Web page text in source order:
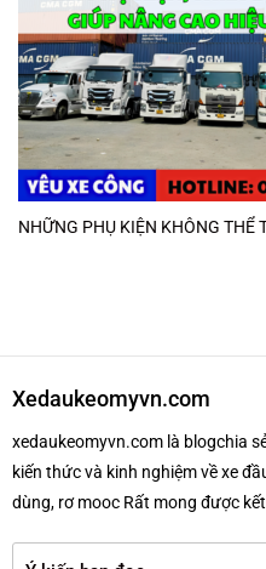
NHỮNG PHỤ KIỆN KHÔNG THỂ
Xedaukeomyvn.com
xedaukeomyvn.com là blogchia
kiến thức và kinh nghiệm về xe
dùng, rơ mooc Rất mong được